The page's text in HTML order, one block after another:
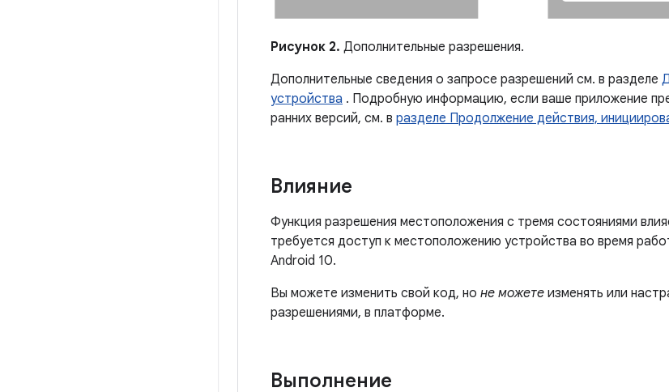
Рисунок 2. Дополнительные разрешения.
Дополнительные сведения о запросе разрешений см. в разделе
устройства . Подробную информацию, если ваше приложение
ранних версий, см. в разделе Продолжение действия,
Влияние
Функция разрешения местоположения с тремя состояниями
требуется доступ к местоположению устройства во время
Android 10.
Вы можете изменить свой код, но не можете изменять или
разрешениями, в платформе.
Выполнение